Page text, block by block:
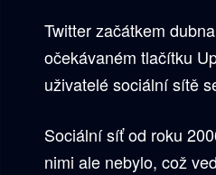
Twitter začátkem
očekávaném tlačítku
uživatelé sociální sítě
Sociální síť od roku
nimi ale nebylo, což